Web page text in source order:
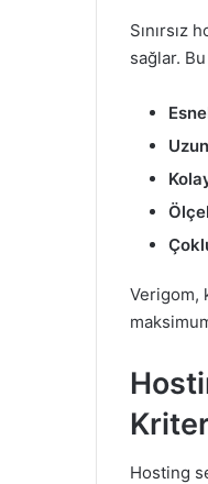
Sınırsız
sağlar.
Verigom,
Hosting